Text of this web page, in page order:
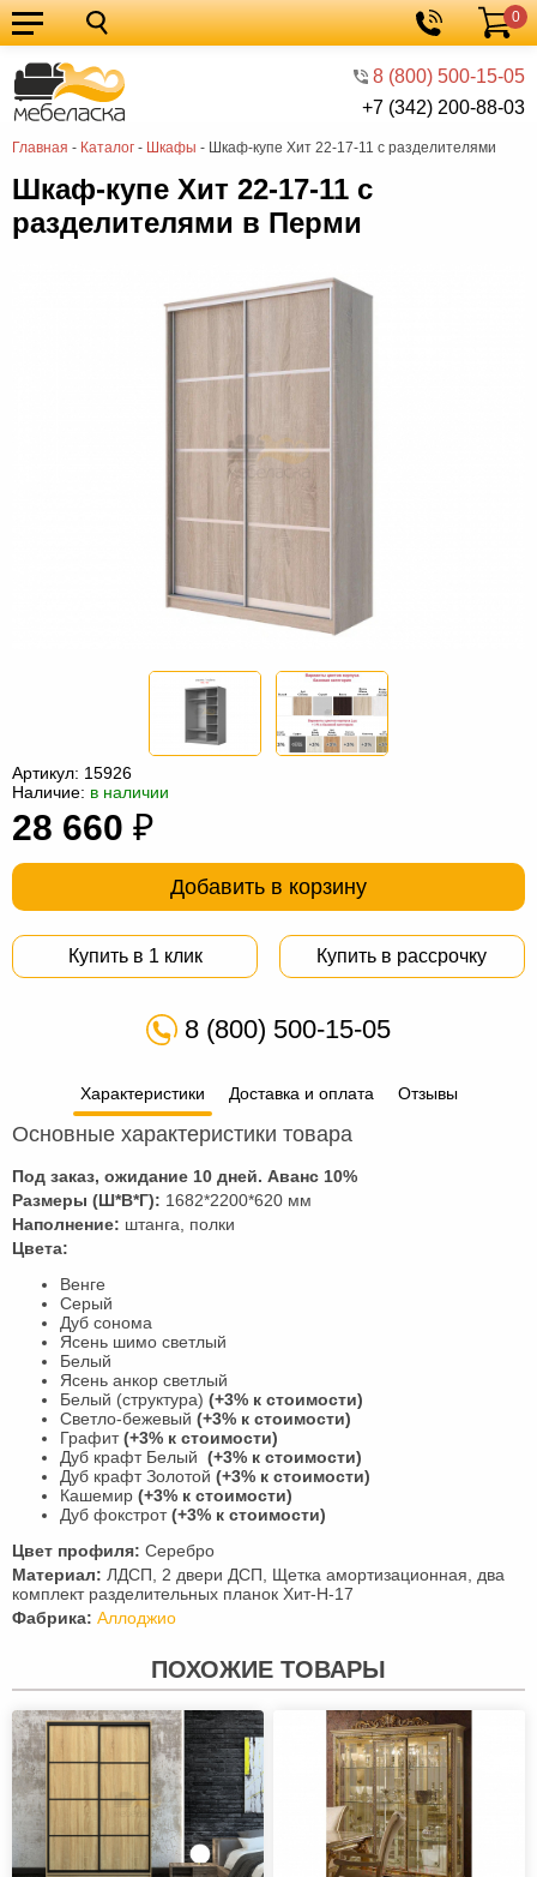
8 (800) 500-15-05
+7 (342) 200-88-03
Корзина
0
Главная - Каталог - Шкафы - Шкаф-купе Хит 22-17-11 с разделителями
Кухонные
гарнитуры
Мебель
для
кухни
Мебель
для
спальни
Кровати
Шкафы
Диваны
мешки
Мебель
из
Садовая
Шкаф-купе Хит 22-17-11 с
разделителями в Перми
Артикул: 15926
Наличие: в наличии
28 660 ₽
Добавить в корзину
Купить в 1 клик Купить в рассрочку
8 (800) 500-15-05
Характеристики Доставка и оплата Отзывы
Основные характеристики товара
Под заказ, ожидание 10 дней. Аванс 10%
Размеры (Ш*В*Г): 1682*2200*620 мм
Наполнение: штанга, полки
Цвета:
Венге
Серый
Дуб сонома
Ясень шимо светлый
Белый
Ясень анкор светлый
Белый (структура) (+3% к стоимости)
Светло-бежевый (+3% к стоимости)
Графит(+3% к стоимости)
Дуб крафт Белый (+3% к стоимости)
Дуб крафт Золотой (+3% к стоимости)
Кашемир (+3% к стоимости)
Дуб фокстрот(+3% к стоимости)
Цвет профиля: Серебро
Материал: ЛДСП, 2 двери ДСП, Щетка амортизационная, два
комплект разделительных планок Хит-Н-17
Фабрика: Аллоджио
ПОХОЖИЕ ТОВАРЫ